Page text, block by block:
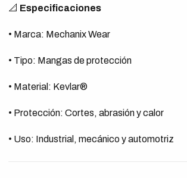
📐 Especificaciones
• Marca: Mechanix Wear
• Tipo: Mangas de protección
• Material: Kevlar®
• Protección: Cortes, abrasión y calor
• Uso: Industrial, mecánico y automotriz